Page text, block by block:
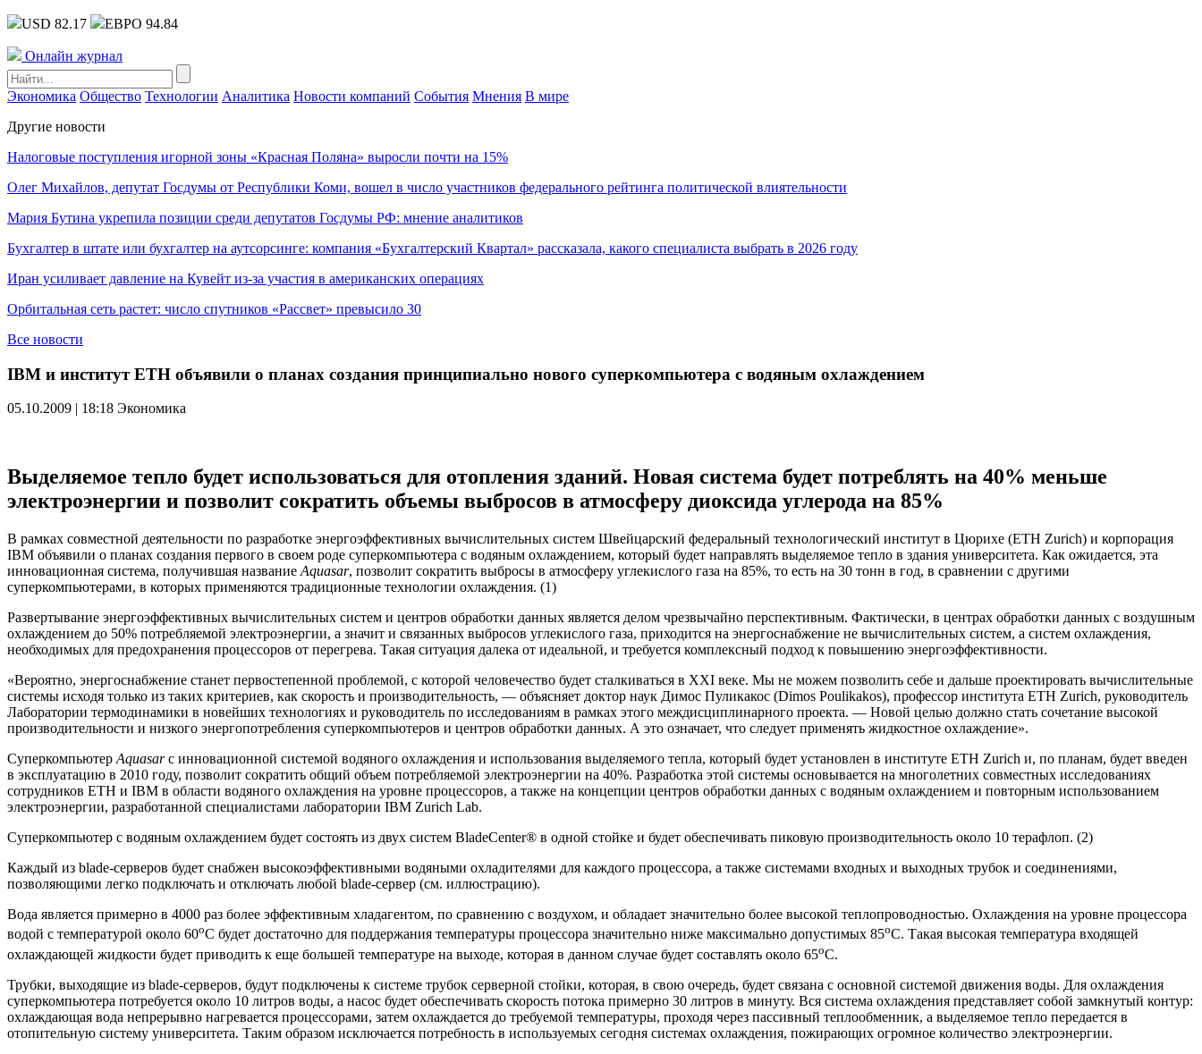
USD 82.17 ЕВРО 94.84
Онлайн журнал
Экономика Общество Технологии Аналитика Новости компаний События Мнения В мире
Другие новости
Налоговые поступления игорной зоны «Красная Поляна» выросли почти на 15%
Олег Михайлов, депутат Госдумы от Республики Коми, вошел в число участников федерального рейтинга политической влиятельности
Мария Бутина укрепила позиции среди депутатов Госдумы РФ: мнение аналитиков
Бухгалтер в штате или бухгалтер на аутсорсинге: компания «Бухгалтерский Квартал» рассказала, какого специалиста выбрать в 2026 году
Иран усиливает давление на Кувейт из-за участия в американских операциях
Орбитальная сеть растет: число спутников «Рассвет» превысило 30
Все новости
IBM и институт ETH объявили о планах создания принципиально нового суперкомпьютера с водяным охлаждением
05.10.2009 | 18:18 Экономика
Выделяемое тепло будет использоваться для отопления зданий. Новая система будет потреблять на 40% меньше
электроэнергии и позволит сократить объемы выбросов в атмосферу диоксида углерода на 85%
В рамках совместной деятельности по разработке энергоэффективных вычислительных систем Швейцарский федеральный технологический институт в Цюрихе (ETH Zurich) и корпорация
IBM объявили о планах создания первого в своем роде суперкомпьютера с водяным охлаждением, который будет направлять выделяемое тепло в здания университета. Как ожидается, эта
инновационная система, получившая название Aquasar, позволит сократить выбросы в атмосферу углекислого газа на 85%, то есть на 30 тонн в год, в сравнении с другими
суперкомпьютерами, в которых применяются традиционные технологии охлаждения. (1)
Развертывание энергоэффективных вычислительных систем и центров обработки данных является делом чрезвычайно перспективным. Фактически, в центрах обработки данных с воздушным
охлаждением до 50% потребляемой электроэнергии, а значит и связанных выбросов углекислого газа, приходится на энергоснабжение не вычислительных систем, а систем охлаждения,
необходимых для предохранения процессоров от перегрева. Такая ситуация далека от идеальной, и требуется комплексный подход к повышению энергоэффективности.
«Вероятно, энергоснабжение станет первостепенной проблемой, с которой человечество будет сталкиваться в XXI веке. Мы не можем позволить себе и дальше проектировать вычислительные
системы исходя только из таких критериев, как скорость и производительность, — объясняет доктор наук Димос Пуликакос (Dimos Poulikakos), профессор института ETH Zurich, руководитель
Лаборатории термодинамики в новейших технологиях и руководитель по исследованиям в рамках этого междисциплинарного проекта. — Новой целью должно стать сочетание высокой
производительности и низкого энергопотребления суперкомпьютеров и центров обработки данных. А это означает, что следует применять жидкостное охлаждение».
Суперкомпьютер Aquasarс инновационной системой водяного охлаждения и использования выделяемого тепла, который будет установлен в институте ETH Zurich и, по планам, будет введен
в эксплуатацию в 2010 году, позволит сократить общий объем потребляемой электроэнергии на 40%. Разработка этой системы основывается на многолетних совместных исследованиях
сотрудников ETH и IBM в области водяного охлаждения на уровне процессоров, а также на концепции центров обработки данных с водяным охлаждением и повторным использованием
электроэнергии, разработанной специалистами лаборатории IBM Zurich Lab.
Суперкомпьютер с водяным охлаждением будет состоять из двух систем BladeCenter® в одной стойке и будет обеспечивать пиковую производительность около 10 терафлоп. (2)
Каждый из blade-серверов будет снабжен высокоэффективными водяными охладителями для каждого процессора, а также системами входных и выходных трубок и соединениями,
позволяющими легко подключать и отключать любой blade-сервер (см. иллюстрацию).
Вода является примерно в 4000 раз более эффективным хладагентом, по сравнению с воздухом, и обладает значительно более высокой теплопроводностью. Охлаждения на уровне процессора
водой с температурой около 60оC будет достаточно для поддержания температуры процессора значительно ниже максимально допустимых 85оC. Такая высокая температура входящей
охлаждающей жидкости будет приводить к еще большей температуре на выходе, которая в данном случае будет составлять около 65оC.
Трубки, выходящие из blade-серверов, будут подключены к системе трубок серверной стойки, которая, в свою очередь, будет связана с основной системой движения воды. Для охлаждения
суперкомпьютера потребуется около 10 литров воды, а насос будет обеспечивать скорость потока примерно 30 литров в минуту. Вся система охлаждения представляет собой замкнутый контур:
охлаждающая вода непрерывно нагревается процессорами, затем охлаждается до требуемой температуры, проходя через пассивный теплообменник, а выделяемое тепло передается в
отопительную систему университета. Таким образом исключается потребность в используемых сегодня системах охлаждения, пожирающих огромное количество электроэнергии.